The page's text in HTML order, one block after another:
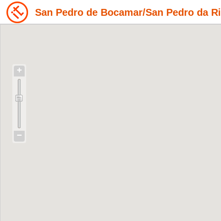
San Pedro de Bocamar/San Pedro da
+
−